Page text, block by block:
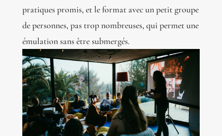
pratiques promis, et le format avec un petit groupe
de personnes, pas trop nombreuses, qui permet une
émulation sans être submergés.